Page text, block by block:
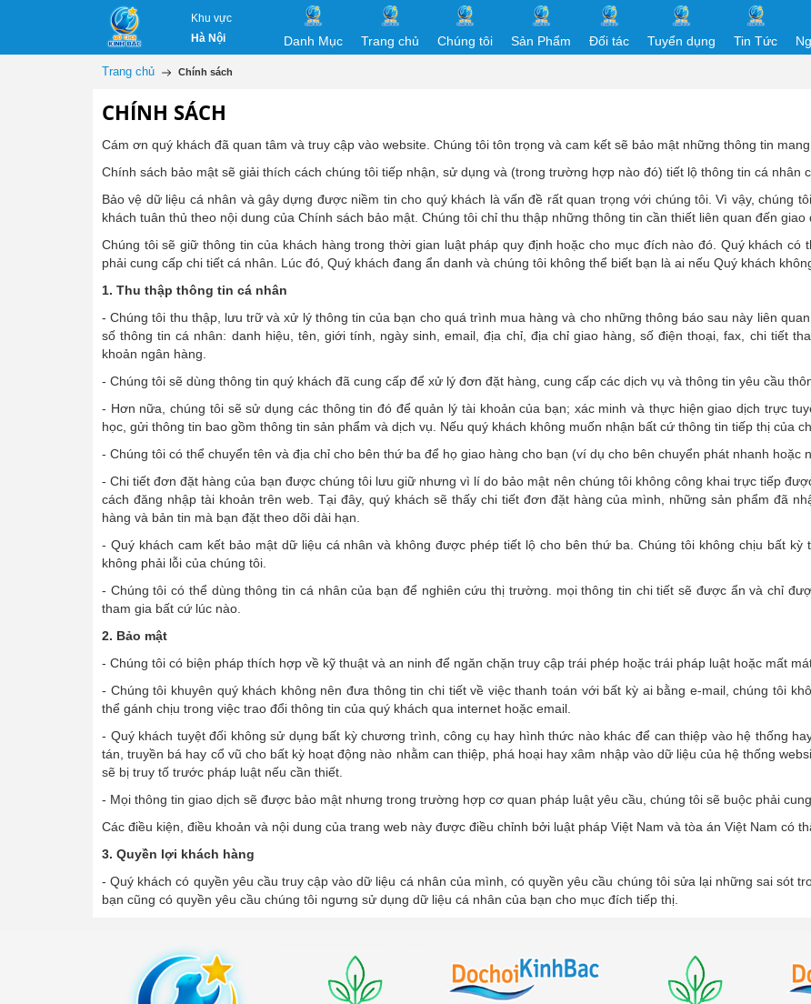
Khu vực
Hà Nội
Danh Mục Trang chủ Chúng tôi Sản Phẩm Đối tác Tuyển dụng Tin Tức
Trang chủ Chính sách
CHÍNH SÁCH
Cám ơn quý khách đã quan tâm và truy cập vào website. Chúng tôi tôn trọng và cam kết sẽ bảo mật những thông tin
Chính sách bảo mật sẽ giải thích cách chúng tôi tiếp nhận, sử dụng và (trong trường hợp nào đó) tiết lộ thông tin cá nhân
Bảo vệ dữ liệu cá nhân và gây dựng được niềm tin cho quý khách là vấn đề rất quan trọng với chúng tôi. Vì vậy, chúng
khách tuân thủ theo nội dung của Chính sách bảo mật. Chúng tôi chỉ thu thập những thông tin cần thiết liên quan đến giao
Chúng tôi sẽ giữ thông tin của khách hàng trong thời gian luật pháp quy định hoặc cho mục đích nào đó. Quý khách có
phải cung cấp chi tiết cá nhân. Lúc đó, Quý khách đang ẩn danh và chúng tôi không thể biết bạn là ai nếu Quý khách
1. Thu thập thông tin cá nhân
- Chúng tôi thu thập, lưu trữ và xử lý thông tin của bạn cho quá trình mua hàng và cho những thông báo sau này liên
số thông tin cá nhân: danh hiệu, tên, giới tính, ngày sinh, email, địa chỉ, địa chỉ giao hàng, số điện thoại, fax, chi tiết
khoản ngân hàng.
- Chúng tôi sẽ dùng thông tin quý khách đã cung cấp để xử lý đơn đặt hàng, cung cấp các dịch vụ và thông tin yêu cầu
- Hơn nữa, chúng tôi sẽ sử dụng các thông tin đó để quản lý tài khoản của bạn; xác minh và thực hiện giao dịch trực
học, gửi thông tin bao gồm thông tin sản phẩm và dịch vụ. Nếu quý khách không muốn nhận bất cứ thông tin tiếp thị của
- Chúng tôi có thể chuyển tên và địa chỉ cho bên thứ ba để họ giao hàng cho bạn (ví dụ cho bên chuyển phát nhanh hoặc
- Chi tiết đơn đặt hàng của bạn được chúng tôi lưu giữ nhưng vì lí do bảo mật nên chúng tôi không công khai trực tiếp
cách đăng nhập tài khoản trên web. Tại đây, quý khách sẽ thấy chi tiết đơn đặt hàng của mình, những sản phẩm đã
hàng và bản tin mà bạn đặt theo dõi dài hạn.
- Quý khách cam kết bảo mật dữ liệu cá nhân và không được phép tiết lộ cho bên thứ ba. Chúng tôi không chịu bất kỳ
không phải lỗi của chúng tôi.
- Chúng tôi có thể dùng thông tin cá nhân của bạn để nghiên cứu thị trường. mọi thông tin chi tiết sẽ được ẩn và chỉ
tham gia bất cứ lúc nào.
2. Bảo mật
- Chúng tôi có biện pháp thích hợp về kỹ thuật và an ninh để ngăn chặn truy cập trái phép hoặc trái pháp luật hoặc mất
- Chúng tôi khuyên quý khách không nên đưa thông tin chi tiết về việc thanh toán với bất kỳ ai bằng e-mail, chúng tôi
thể gánh chịu trong việc trao đổi thông tin của quý khách qua internet hoặc email.
- Quý khách tuyệt đối không sử dụng bất kỳ chương trình, công cụ hay hình thức nào khác để can thiệp vào hệ thống
tán, truyền bá hay cổ vũ cho bất kỳ hoạt động nào nhằm can thiệp, phá hoại hay xâm nhập vào dữ liệu của hệ thống
sẽ bị truy tố trước pháp luật nếu cần thiết.
- Mọi thông tin giao dịch sẽ được bảo mật nhưng trong trường hợp cơ quan pháp luật yêu cầu, chúng tôi sẽ buộc phải
Các điều kiện, điều khoản và nội dung của trang web này được điều chỉnh bởi luật pháp Việt Nam và tòa án Việt Nam có
3. Quyền lợi khách hàng
- Quý khách có quyền yêu cầu truy cập vào dữ liệu cá nhân của mình, có quyền yêu cầu chúng tôi sửa lại những sai sót
bạn cũng có quyền yêu cầu chúng tôi ngưng sử dụng dữ liệu cá nhân của bạn cho mục đích tiếp thị.